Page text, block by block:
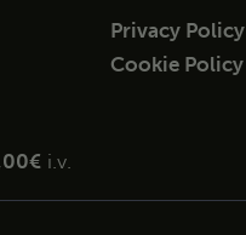
i.v.
Privacy Policy
Cookie Policy